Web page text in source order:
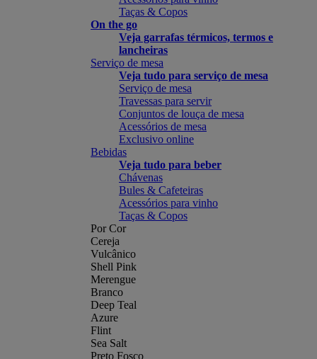
Taças & Copos
On the go
Veja garrafas térmicos, termos e
lancheiras
Serviço de mesa
Veja tudo para serviço de mesa
Serviço de mesa
Travessas para servir
Conjuntos de louça de mesa
Acessórios de mesa
Exclusivo online
Bebidas
Veja tudo para beber
Chávenas
Bules & Cafeteiras
Acessórios para vinho
Taças & Copos
Por Cor
Cereja
Vulcânico
Shell Pink
Merengue
Branco
Deep Teal
Azure
Flint
Sea Salt
Preto Fosco